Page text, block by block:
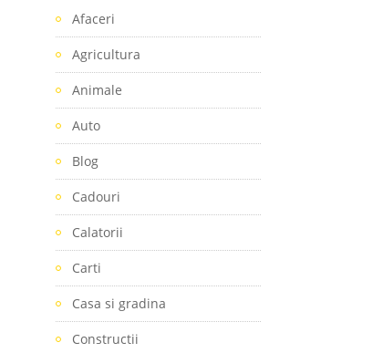
Afaceri
Agricultura
Animale
Auto
Blog
Cadouri
Calatorii
Carti
Casa si gradina
Constructii